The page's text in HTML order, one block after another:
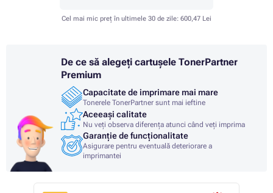
Cel mai mic preț în ultimele 30 de zile: 600,47 Lei
De ce să alegeți cartușele TonerPartner
Premium
Capacitate de imprimare mai mare
Tonerele TonerPartner sunt mai ieftine
Aceeași calitate
Nu veți observa diferența atunci când veți imprima
Garanție de funcționalitate
Asigurare pentru eventuală deteriorare a
imprimantei